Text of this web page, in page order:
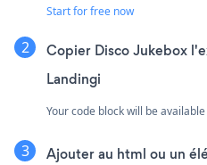
Start for free now
Copier Disco Jukebox
Landingi
Your code block will be
Ajouter au html ou un